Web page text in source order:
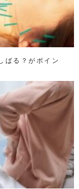
る？がポイン